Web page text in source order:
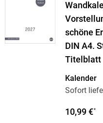
schöne
DIN A4.
Titelblatt
Kalender
Sofort
10,99 €*